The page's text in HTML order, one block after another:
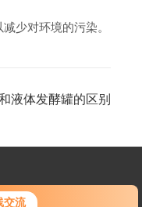
交流
少对环境的污染。
液体发酵罐的区别